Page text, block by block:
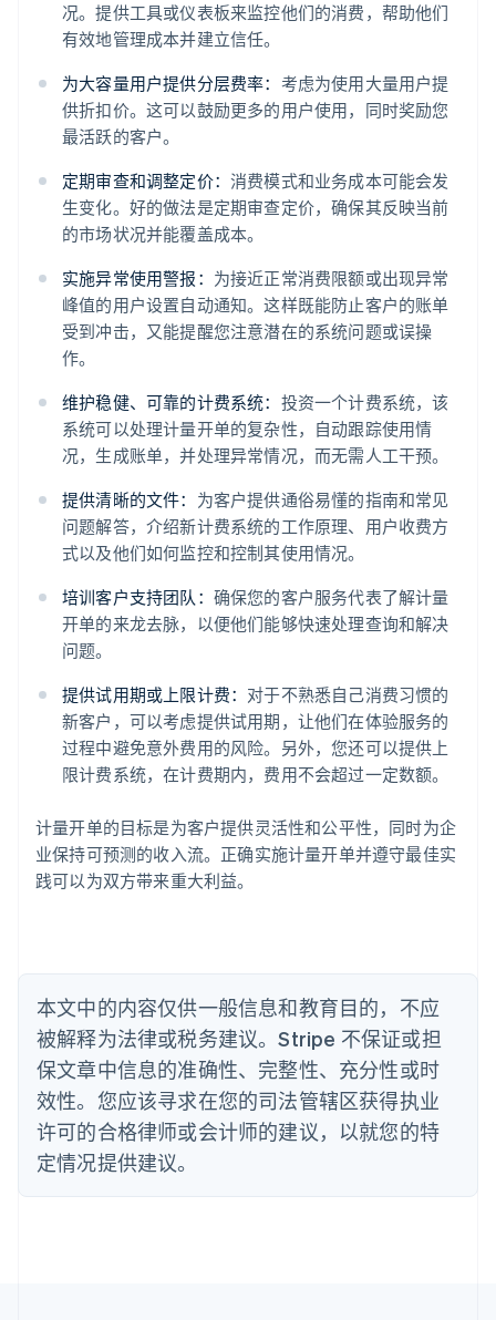
况。提供工具或仪表板来监控他们的消费，帮助他们
有效地管理成本并建立信任。
为大容量用户提供分层费率： 考虑为使用大量用户提
供折扣价。这可以鼓励更多的用户使用，同时奖励您
最活跃的客户。
定期审查和调整定价： 消费模式和业务成本可能会发
生变化。好的做法是定期审查定价，确保其反映当前
的市场状况并能覆盖成本。
实施异常使用警报： 为接近正常消费限额或出现异常
峰值的用户设置自动通知。这样既能防止客户的账单
受到冲击，又能提醒您注意潜在的系统问题或误操
作。
维护稳健、可靠的计费系统： 投资一个计费系统，该
系统可以处理计量开单的复杂性，自动跟踪使用情
况，生成账单，并处理异常情况，而无需人工干预。
提供清晰的文件： 为客户提供通俗易懂的指南和常见
问题解答，介绍新计费系统的工作原理、用户收费方
式以及他们如何监控和控制其使用情况。
培训客户支持团队： 确保您的客户服务代表了解计量
开单的来龙去脉，以便他们能够快速处理查询和解决
问题。
提供试用期或上限计费： 对于不熟悉自己消费习惯的
新客户，可以考虑提供试用期，让他们在体验服务的
过程中避免意外费用的风险。另外，您还可以提供上
限计费系统，在计费期内，费用不会超过一定数额。
计量开单的目标是为客户提供灵活性和公平性，同时为企
业保持可预测的收入流。正确实施计量开单并遵守最佳实
践可以为双方带来重大利益。
本文中的内容仅供一般信息和教育目的，不应
被解释为法律或税务建议。Stripe 不保证或担
保文章中信息的准确性、完整性、充分性或时
效性。您应该寻求在您的司法管辖区获得执业
许可的合格律师或会计师的建议，以就您的特
定情况提供建议。
阿联酋
爱尔兰
English
爱沙尼亚
English
澳大利亚
English
巴西
比利时
波兰
English
丹麦
English
德国
DeutschEnglish
法国
FrançaisEnglish
芬兰